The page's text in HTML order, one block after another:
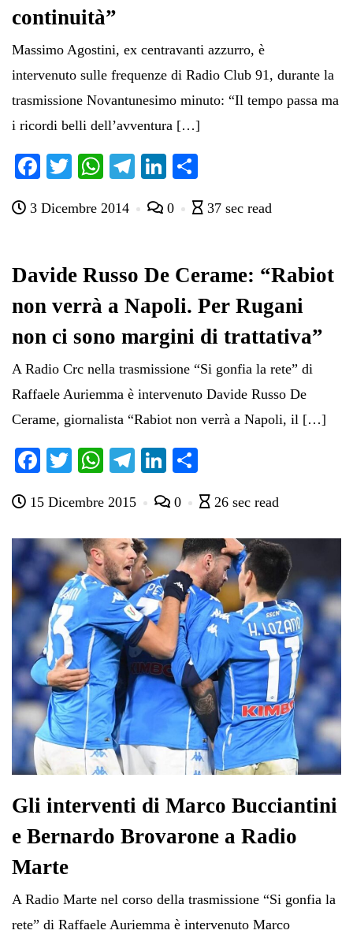
continuità”
Massimo Agostini, ex centravanti azzurro, è
intervenuto sulle frequenze di Radio Club 91, durante la
trasmissione Novantunesimo minuto: “Il tempo passa ma
i ricordi belli dell’avventura […]
Fa
bo
T
tte
W
ts
pp
Te
gr
m
Li
ed di
di
3 Dicembre 2014 0 37 sec read
Davide Russo De Cerame: “Rabiot
non verrà a Napoli. Per Rugani
non ci sono margini di trattativa”
A Radio Crc nella trasmissione “Si gonfia la rete” di
Raffaele Auriemma è intervenuto Davide Russo De
Cerame, giornalista “Rabiot non verrà a Napoli, il […]
Fa
bo
ok
T
tte
r
W
ts
A
pp
Te
gr
a
m
Li
ed
In
di
vi
di
15 Dicembre 2015 0 26 sec read
Gli interventi di Marco Bucciantini
e Bernardo Brovarone a Radio
Marte
A Radio Marte nel corso della trasmissione “Si gonfia la
rete” di Raffaele Auriemma è intervenuto Marco